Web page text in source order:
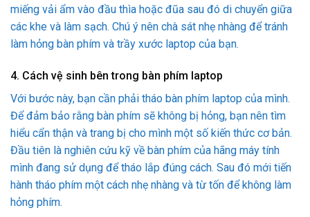
miếng vải ẩm vào đầu thìa hoặc đũa sau đó di chuyển giữa
các khe và làm sạch. Chú ý nên chà sát nhẹ nhàng để tránh
làm hỏng bàn phím và trầy xước laptop của bạn.
4. Cách vệ sinh bên trong bàn phím laptop
Với bước này, bạn cần phải tháo bàn phím laptop của mình.
Để đảm bảo rằng bàn phím sẽ không bị hỏng, bạn nên tìm
hiểu cẩn thận và trang bị cho mình một số kiến thức cơ bản.
Đầu tiên là nghiên cứu kỹ về bàn phím của hãng máy tính
mình đang sử dụng để tháo lắp đúng cách. Sau đó mới tiến
hành tháo phím một cách nhẹ nhàng và từ tốn để không làm
hỏng phím.